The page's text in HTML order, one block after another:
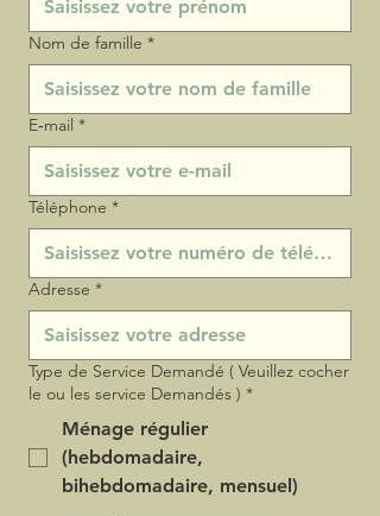
Nom de famille *
E‑mail *
Téléphone *
Adresse *
Type de Service Demandé ( Veuillez cocher
le ou les service Demandés ) *
Ménage régulier
(hebdomadaire,
bihebdomadaire, mensuel)